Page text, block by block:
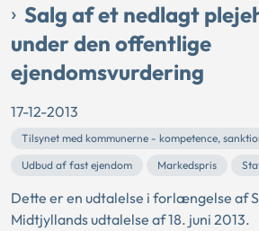
Salg af et nedlagt
under den offentlige
ejendomsvurdering
17-12-2013
Tilsynet med kommunerne - kompetence,
Udbud af fast ejendom
Markedspris
Dette er en udtalelse i forlængelse af
Midtjyllands udtalelse af 18. juni 2013.